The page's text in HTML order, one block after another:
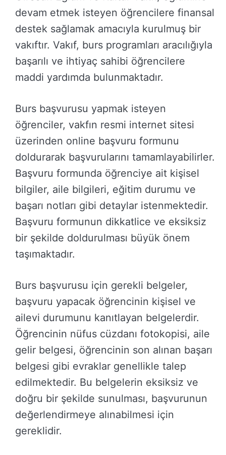
devam etmek isteyen öğrencilere finansal
destek sağlamak amacıyla kurulmuş bir
vakıftır. Vakıf, burs programları aracılığıyla
başarılı ve ihtiyaç sahibi öğrencilere
maddi yardımda bulunmaktadır.
Burs başvurusu yapmak isteyen
öğrenciler, vakfın resmi internet sitesi
üzerinden online başvuru formunu
doldurarak başvurularını tamamlayabilirler.
Başvuru formunda öğrenciye ait kişisel
bilgiler, aile bilgileri, eğitim durumu ve
başarı notları gibi detaylar istenmektedir.
Başvuru formunun dikkatlice ve eksiksiz
bir şekilde doldurulması büyük önem
taşımaktadır.
Burs başvurusu için gerekli belgeler,
başvuru yapacak öğrencinin kişisel ve
ailevi durumunu kanıtlayan belgelerdir.
Öğrencinin nüfus cüzdanı fotokopisi, aile
gelir belgesi, öğrencinin son alınan başarı
belgesi gibi evraklar genellikle talep
edilmektedir. Bu belgelerin eksiksiz ve
doğru bir şekilde sunulması, başvurunun
değerlendirmeye alınabilmesi için
gereklidir.